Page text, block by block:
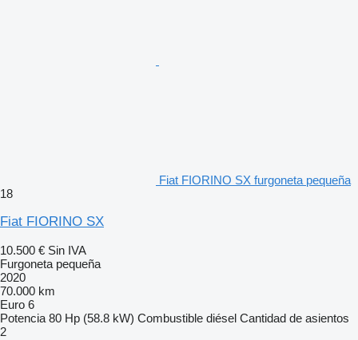
Fiat FIORINO SX furgoneta pequeña
18
Fiat FIORINO SX
10.500 € Sin IVA
Furgoneta pequeña
2020
70.000 km
Euro 6
Potencia 80 Hp (58.8 kW) Combustible diésel Cantidad de asientos
2